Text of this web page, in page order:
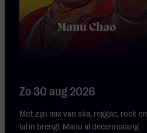
Manu Chao
Zo 30 aug 2026
Met zijn mix van ska, reggae, rock en
latin brengt Manu al decennialang